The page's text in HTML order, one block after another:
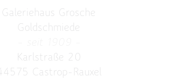
Galeriehaus Grosche
Goldschmiede
Karlstraße 20
44575 Castrop-Rauxel